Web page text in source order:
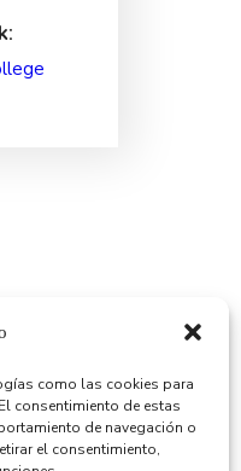
como las cookies para
consentimiento de estas
de navegación o
el consentimiento,